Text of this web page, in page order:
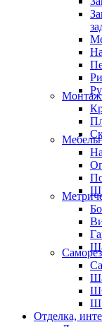
Отделка,